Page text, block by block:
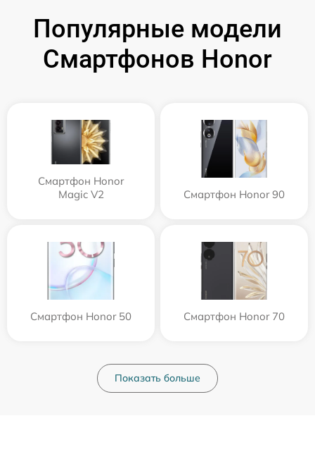
Популярные модели
Смартфонов Honor
Смартфон Honor
Magic V2
Смартфон Honor 90
Смартфон Honor 50 Смартфон Honor 70
Показать больше